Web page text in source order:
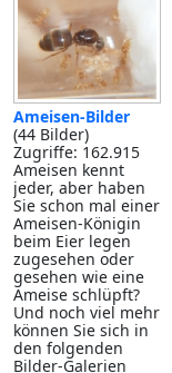
Ameisen-Bilder
(44 Bilder)
Zugriffe: 162.915
Ameisen kennt
jeder, aber haben
Sie schon mal einer
Ameisen-Königin
beim Eier legen
zugesehen oder
gesehen wie eine
Ameise schlüpft?
Und noch viel mehr
können Sie sich in
den folgenden
Bilder-Galerien